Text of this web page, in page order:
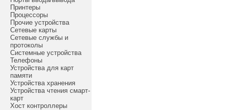
Принтеры
Процессоры
Прочие устройства
Сетевые карты
Сетевые службы и
протоколы
Системные устройства
Телефоны
Устройства для карт
памяти
Устройства хранения
Устройства чтения смарт-
карт
Хост контроллеры